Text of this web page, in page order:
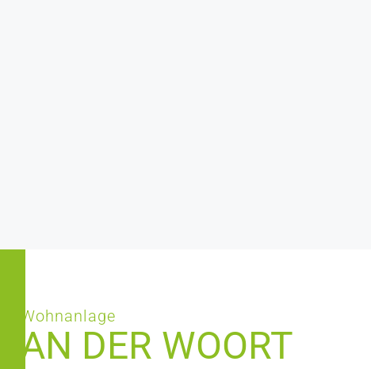
Wohnanlage
AN DER WOORT